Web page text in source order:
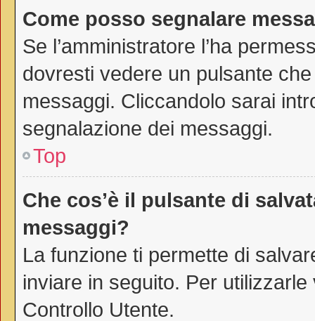
Come posso segnalare
Se l’amministratore l’ha
dovresti vedere un pulsante
messaggi. Cliccandolo sarai
segnalazione dei messaggi.
Top
Che cos’è il pulsante di
messaggi?
La funzione ti permette di
inviare in seguito. Per
Controllo Utente.